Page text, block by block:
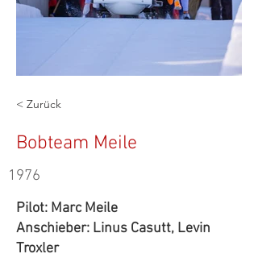
< Zurück
Bobteam Meile
1976
Pilot: Marc Meile
Anschieber: Linus Casutt, Levin
Troxler